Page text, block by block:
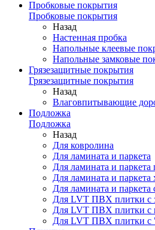
Пробковые покрытия
Пробковые покрытия
Назад
Настенная пробка
Напольные клеевые
Напольные замковые
Грязезащитные покрытия
Грязезащитные покрытия
Назад
Влаговпитывающие
Подложка
Подложка
Назад
Для ковролина
Для ламината и паркета
Для ламината и паркета
Для ламината и паркета
Для ламината и
Для LVT ПВХ плитки с
Для LVT ПВХ плитки с
Для LVT ПВХ плитки с